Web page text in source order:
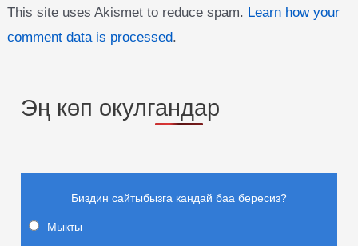
This site uses Akismet to reduce spam. Learn how your
comment data is processed.
Эң көп окулгандар
Биздин сайтыбызга кандай баа бересиз?
Мыкты